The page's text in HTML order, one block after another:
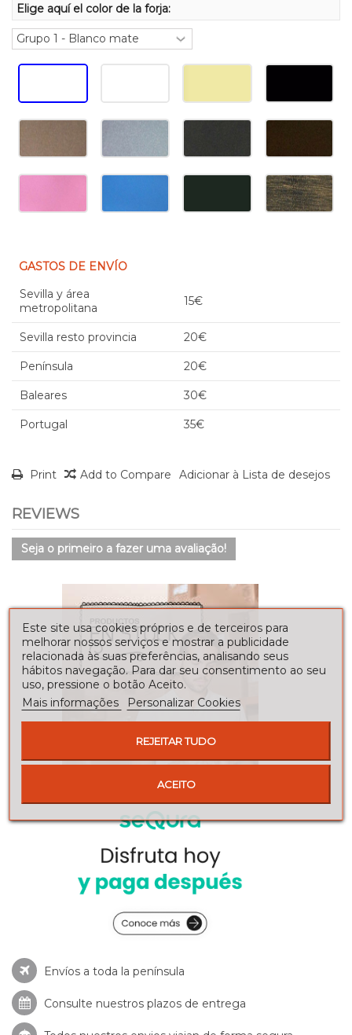
Elige aquí el color de la forja:
GASTOS DE ENVÍO
Sevilla y área
metropolitana
15€
Sevilla resto provincia 20€
Península 20€
Baleares 30€
Portugal 35€
Print Add to Compare Adicionar à Lista de desejos
REVIEWS
Seja o primeiro a fazer uma avaliação!
Envíos a toda la península
Consulte nuestros plazos de entrega
Este site usa cookies próprios e de terceiros para
melhorar nossos serviços e mostrar a publicidade
relacionada às suas preferências, analisando seus
hábitos navegação. Para dar seu consentimento ao seu
uso, pressione o botão Aceito.
Mais informações
Personalizar Cookies
REJEITAR TUDO
ACEITO